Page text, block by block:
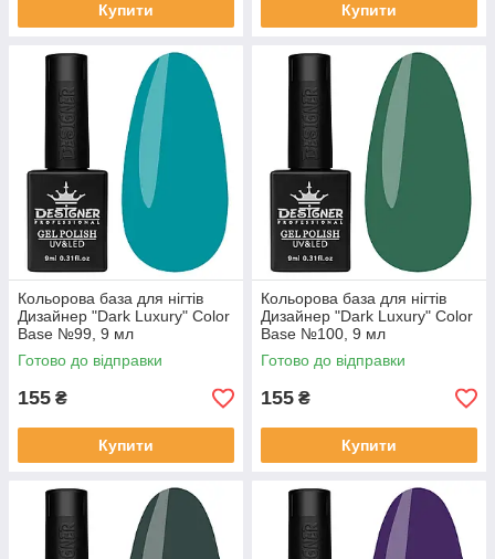
Купити Купити
Кольорова база для нігтів
Дизайнер "Dark Luxury" Color
Base №99, 9 мл
Готово до відправки
155 ₴
Купити
Кольорова база для нігтів
Дизайнер "Dark Luxury" Color
Base №100, 9 мл
Готово до відправки
155 ₴
Купити